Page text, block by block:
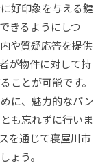
好印象を与える鍵
きるようにしつ
や質疑応答を提供
が物件に対して持
ことが可能です。
に、魅力的なパン
も忘れずに行いま
を通じて寝屋川市
ょう。